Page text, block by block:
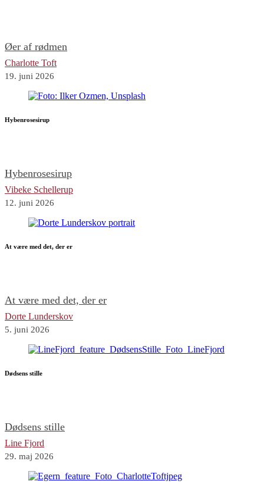
Øer af rødmen
Charlotte Toft
19. juni 2026
Hybenrosesirup
Hybenrosesirup
Vibeke Schellerup
12. juni 2026
At være med det, der er
At være med det, der er
Dorte Lunderskov
5. juni 2026
Dødsens stille
Dødsens stille
Line Fjord
29. maj 2026